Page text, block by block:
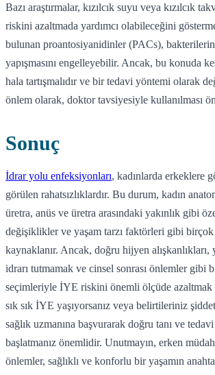
Bazı araştırmalar, kızılcık suyu veya kızılcık
riskini azaltmada yardımcı olabileceğini
bulunan proantosiyanidinler (PACs), bakterilerin
yapışmasını engelleyebilir. Ancak, bu konuda
hala tartışmalıdır ve bir tedavi yöntemi olarak
önlem olarak, doktor tavsiyesiyle kullanılması
Sonuç
İdrar yolu enfeksiyonları, kadınlarda erkeklere
görülen rahatsızlıklardır. Bu durum, kadın
üretra, anüs ve üretra arasındaki yakınlık gibi
değişiklikler ve yaşam tarzı faktörleri gibi birçok
kaynaklanır. Ancak, doğru hijyen alışkanlıkları,
idrarı tutmamak ve cinsel sonrası önlemler gibi
seçimleriyle İYE riskini önemli ölçüde azaltmak
sık sık İYE yaşıyorsanız veya belirtileriniz
sağlık uzmanına başvurarak doğru tanı ve
başlatmanız önemlidir. Unutmayın, erken
önlemler, sağlıklı ve konforlu bir yaşamın